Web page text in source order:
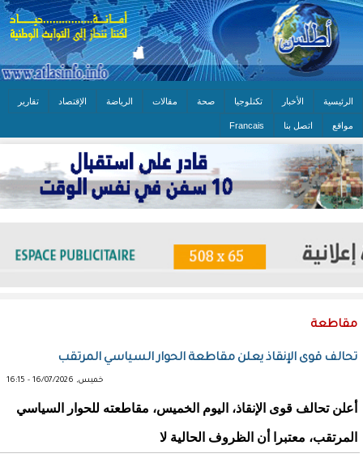
الرئيسية الأخبار تكنلوجيا صحة مقالات الرياضة الإقتصاد تقارير
مواقع اتصل بنا Francais
مقاطعة
تحالف قوى الإنقاذ يعلن مقاطعة الحوار السياسي المرتقب
خميس, 16/07/2026 - 16:15
أعلن تحالف قوى الإنقاذ، اليوم الخميس، مقاطعته للحوار السياسي
المرتقب، معتبرا أن الظروف الحالية لا